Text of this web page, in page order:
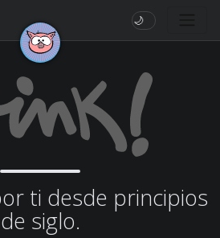
🌙
ti desde principios
de siglo.